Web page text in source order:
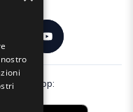
nostra app: